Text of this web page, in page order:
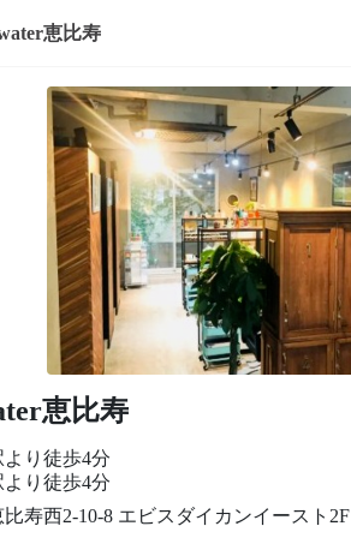
恵比寿
恵比寿
り徒歩4分
り徒歩4分
寿西2-10-8 エビスダイカンイースト2F